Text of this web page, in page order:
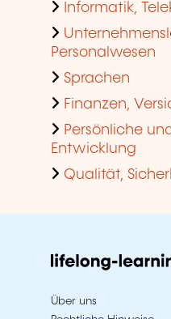
Informatik,
Personalwesen
Sprachen
Finanzen,
Persönliche
Entwicklung
Qualität,
Über uns